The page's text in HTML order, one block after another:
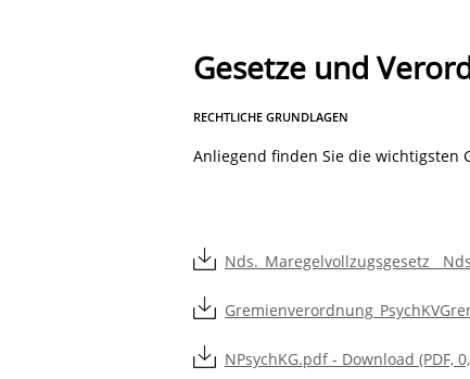
Gesetze und
RECHTLICHE GRUNDLAGEN
Anliegend finden Sie die wichtigsten
NPsychKG.pdf - Download (PDF,